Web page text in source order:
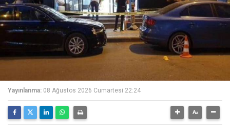
Yayınlanma: 08 Ağustos 2026 Cumartesi 22:24